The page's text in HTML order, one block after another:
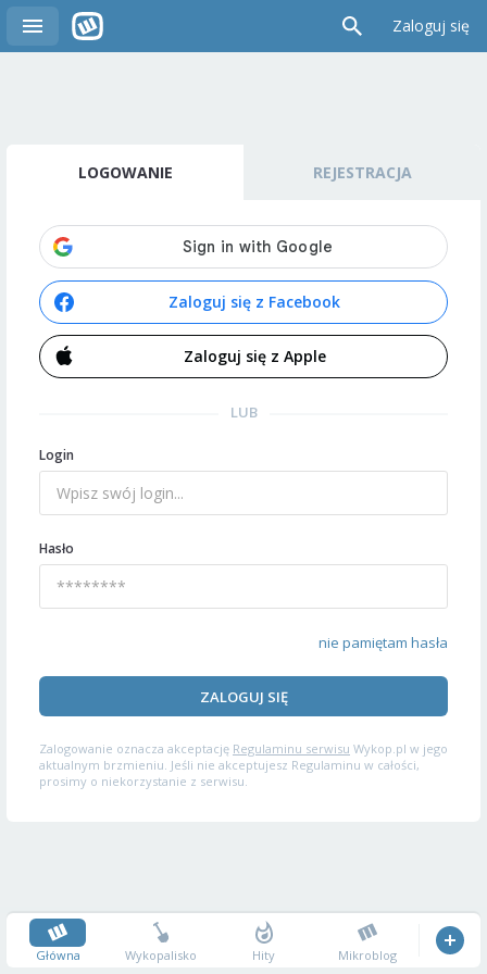
Zaloguj się
LOGOWANIE REJESTRACJA
Zaloguj się z Facebook
Zaloguj się z Apple
LUB
Login
Hasło
nie pamiętam hasła
ZALOGUJ SIĘ
Zalogowanie oznacza akceptację Regulaminu serwisu Wykop.pl w jego
aktualnym brzmieniu. Jeśli nie akceptujesz Regulaminu w całości,
prosimy o niekorzystanie z serwisu.
Główna Wykopalisko Hity Mikroblog